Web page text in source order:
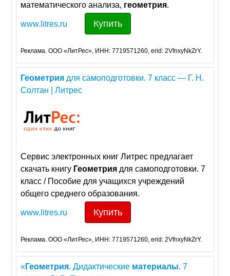
математического анализа, геометрия.
www.litres.ru Купить
Реклама. ООО «ЛитРес», ИНН: 7719571260, erid: 2VfnxyNkZrY.
Геометрия для самоподготовки. 7 класс — Г. Н.
Солтан | Литрес
Сервис электронных книг Литрес предлагает
скачать книгу Геометрия для самоподготовки. 7
класс / Пособие для учащихся учреждений
общего среднего образования.
www.litres.ru Купить
Реклама. ООО «ЛитРес», ИНН: 7719571260, erid: 2VfnxyNkZrY.
«Геометрия. Дидактические материалы. 7